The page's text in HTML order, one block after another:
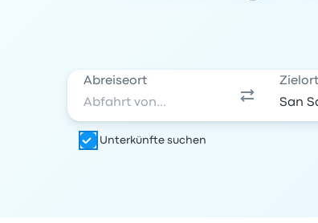
Abreiseort Zielort
Unterkünfte suchen